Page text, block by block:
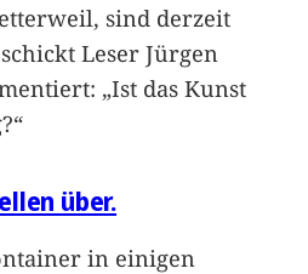
sind derzeit
Leser Jürgen
„Ist das Kunst
über.
in einigen